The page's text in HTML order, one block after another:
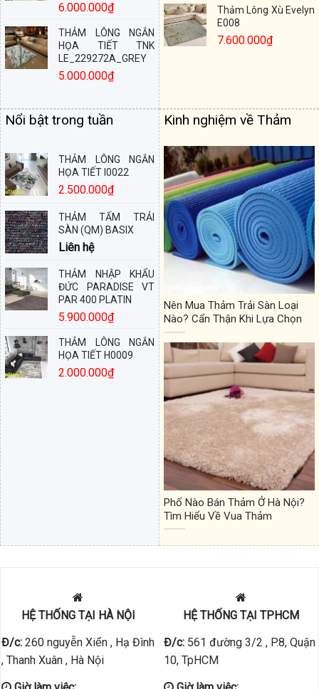
6.000.000₫
THẢM LÔNG NGẮN
HỌA TIẾT TNK
LE_229272A_GREY
5.000.000₫
Thảm Lông Xù Evelyn
E008
7.600.000₫
Nổi bật trong tuần
THẢM LÔNG NGẮN
HỌA TIẾT I0022
2.500.000₫
THẢM TẤM TRẢI
SÀN (QM) BASIX
Liên hệ
THẢM NHẬP KHẨU
ĐỨC PARADISE VT
PAR 400 PLATIN
5.900.000₫
THẢM LÔNG NGẮN
HỌA TIẾT H0009
2.000.000₫
Kinh nghiệm về Thảm
Nên Mua Thảm Trải Sàn Loại
Nào? Cẩn Thận Khi Lựa Chọn
Phố Nào Bán Thảm Ở Hà Nội?
Tìm Hiểu Về Vua Thảm
HỆ THỐNG TẠI HÀ NỘI
Đ/c:260 nguyễn Xiển , Hạ Đình
, Thanh Xuân , Hà Nội
HỆ THỐNG TẠI TPHCM
Đ/c:561 đường 3/2 , P.8, Quận
10, TpHCM